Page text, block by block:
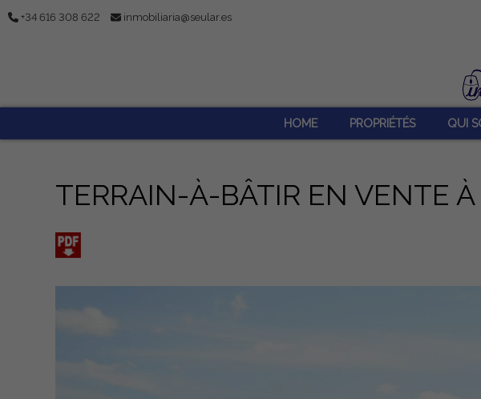
+34 616 308 622 inmobiliaria@seular.es
HOME PROPRIÉTÉS QUI
TERRAIN-À-BÂTIR EN VENTE